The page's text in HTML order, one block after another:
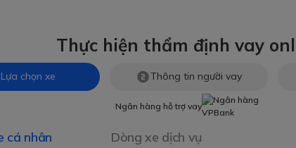
Thực hiện thẩm định vay
Lựa chọn xe Thông tin người vay
Ngân hàng hỗ trợ vay
cá nhân Dòng xe dịch vụ